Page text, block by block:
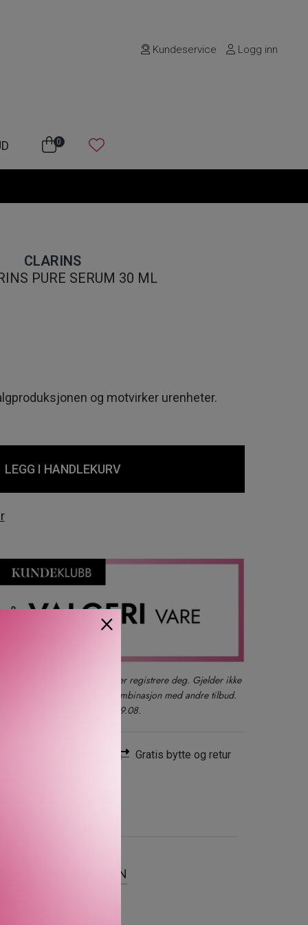
Kundeservice Logg inn
0
CLARINS
PURE SERUM 30 ML
og motvirker urenheter.
LEGG I HANDLEKURV
der du også kan logge inn eller registrere deg. Gjelder ikke
produkter, gavesett eller i kombinasjon med andre tilbud.
ett kjøp per kunde t.o.m. 09.08.
Gratis bytte og retur
OM MERKEVAREN
en jevnere hud.
×